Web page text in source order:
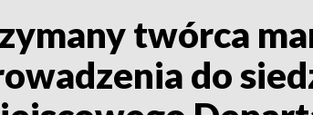
twórca
do